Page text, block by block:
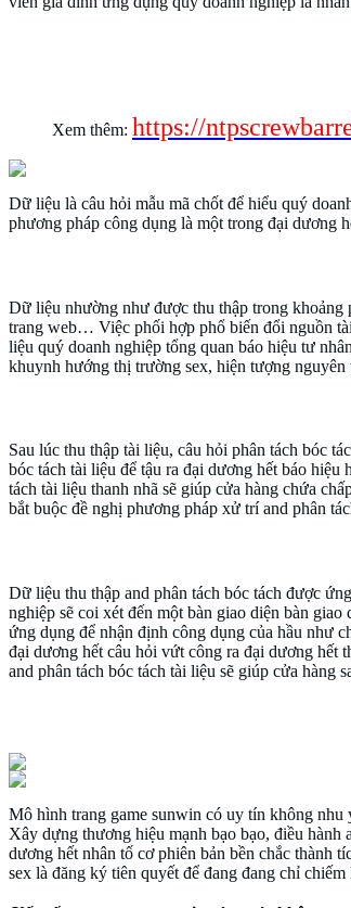
Xem thêm: https://
Dữ liệu là câu hỏi mẫu mã chốt để hiểu quý
phương pháp công dụng là một trong đại dương
Dữ liệu nhường như được thu thập trong khoảng
trang web… Việc phối hợp phổ biến đổi nguồn
liệu quý doanh nghiệp tổng quan báo hiệu tư
khuynh hướng thị trường sex, hiện tượng
Sau lúc thu thập tài liệu, câu hỏi phân tách bóc
bóc tách tài liệu để tậu ra đại dương hết báo
tách tài liệu thanh nhã sẽ giúp cửa hàng chứa
bắt buộc đề nghị phương pháp xử trí and phân
Dữ liệu thu thập and phân tách bóc tách được
nghiệp sẽ coi xét đến một bàn giao diện bàn
ứng dụng để nhận định công dụng của hầu như
đại dương hết câu hỏi vứt công ra đại dương hết
and phân tách bóc tách tài liệu sẽ giúp cửa hàng
Mô hình trang game sunwin có uy tín không nhu
Xây dựng thương hiệu mạnh bạo bạo, điều hành
dương hết nhân tố cơ phiên bản bền chắc thành
sex là đăng ký tiên quyết để đang đang chỉ